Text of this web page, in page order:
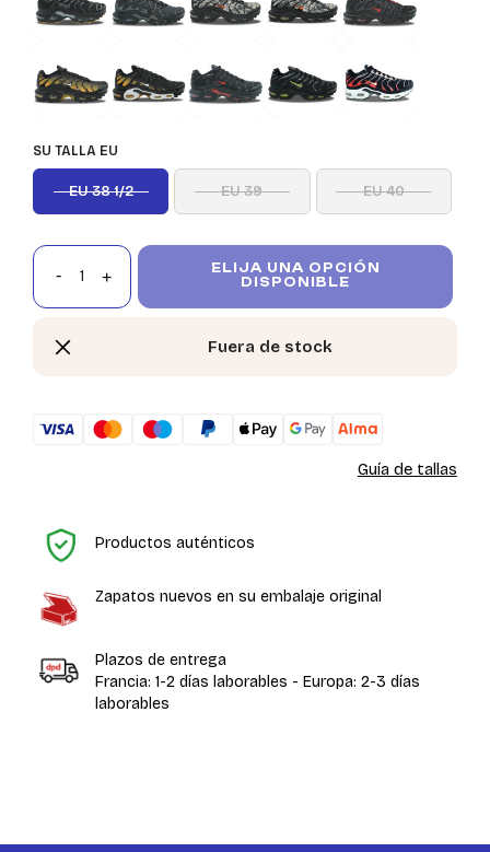
SU TALLA EU
EU 38 1/2 EU 39 EU 40
ELIJA UNA OPCIÓN
DISPONIBLE
Fuera de stock
Guía de tallas
Productos auténticos
Zapatos nuevos en su embalaje original
Plazos de entrega
Francia: 1-2 días laborables - Europa: 2-3 días
laborables